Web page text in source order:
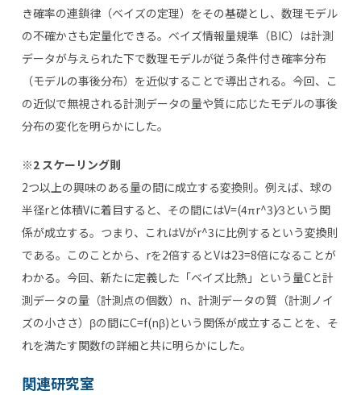
き確率の連鎖律（ベイズの定理）をその基礎とし、数理モデル
の不確かさも定量化できる。ベイズ情報量規準（BIC）は計測
データが与えられた下で数理モデルが従う条件付き確率分布
（モデルの事後分布）を近似することで導出される。今回、こ
の近似で無視される計測データの量や質に応じたモデルの事後
分布の変化を明らかにした。
※2 スケーリング則
2つ以上の興味のある量の間に成立する変換則。例えば、球の
半径rと体積Vに着目すると、その間にはV=(4πr^3)⁄3という関
係が成立する。つまり、これはVがr^3に比例するという変換則
である。このことから、rを2倍するとVは23=8倍になることが
わかる。今回、新たに定義した「ベイズ比熱」という量Cと計
測データの量（計測点の個数）n、計測データの質（計測ノイ
ズの小ささ）βの間にC=f(nβ)という関係が成立することを、そ
れを満たす関数fの詳細と共に明らかにした。
関連研究室